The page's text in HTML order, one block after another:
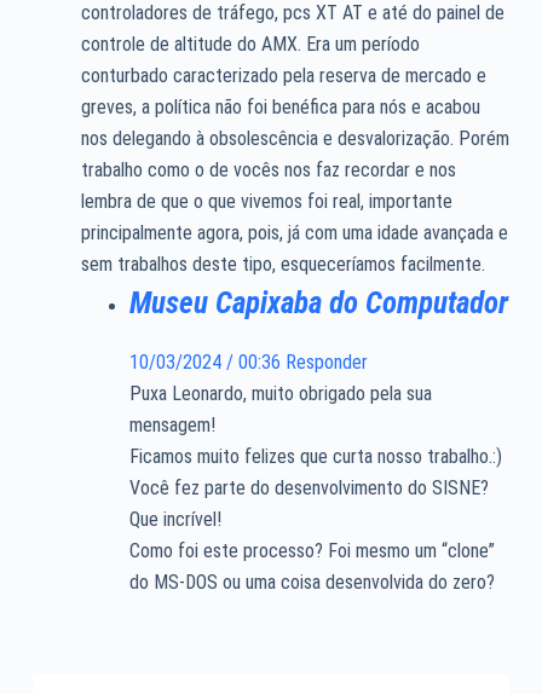
controladores de tráfego, pcs XT AT e até do painel de
controle de altitude do AMX. Era um período
conturbado caracterizado pela reserva de mercado e
greves, a política não foi benéfica para nós e acabou
nos delegando à obsolescência e desvalorização. Porém
trabalho como o de vocês nos faz recordar e nos
lembra de que o que vivemos foi real, importante
principalmente agora, pois, já com uma idade avançada e
sem trabalhos deste tipo, esqueceríamos facilmente.
Museu Capixaba do Computador
10/03/2024 / 00:36 Responder
Puxa Leonardo, muito obrigado pela sua
mensagem!
Ficamos muito felizes que curta nosso trabalho.:)
Você fez parte do desenvolvimento do SISNE?
Que incrível!
Como foi este processo? Foi mesmo um “clone”
do MS-DOS ou uma coisa desenvolvida do zero?